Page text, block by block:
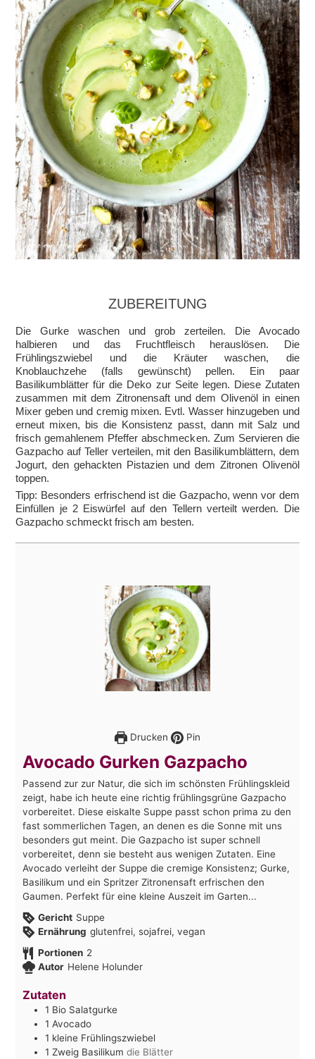
ZUBEREITUNG
Die Gurke waschen und grob zerteilen. Die Avocado
halbieren und das Fruchtfleisch herauslösen. Die
Frühlingszwiebel und die Kräuter waschen, die
Knoblauchzehe (falls gewünscht) pellen. Ein paar
Basilikumblätter für die Deko zur Seite legen. Diese Zutaten
zusammen mit dem Zitronensaft und dem Olivenöl in einen
Mixer geben und cremig mixen. Evtl. Wasser hinzugeben und
erneut mixen, bis die Konsistenz passt, dann mit Salz und
frisch gemahlenem Pfeffer abschmecken. Zum Servieren die
Gazpacho auf Teller verteilen, mit den Basilikumblättern, dem
Jogurt, den gehackten Pistazien und dem Zitronen Olivenöl
toppen.
Tipp: Besonders erfrischend ist die Gazpacho, wenn vor dem
Einfüllen je 2 Eiswürfel auf den Tellern verteilt werden. Die
Gazpacho schmeckt frisch am besten.
Drucken Pin
Avocado Gurken Gazpacho
Passend zur zur Natur, die sich im schönsten Frühlingskleid
zeigt, habe ich heute eine richtig frühlingsgrüne Gazpacho
vorbereitet. Diese eiskalte Suppe passt schon prima zu den
fast sommerlichen Tagen, an denen es die Sonne mit uns
besonders gut meint. Die Gazpacho ist super schnell
vorbereitet, denn sie besteht aus wenigen Zutaten. Eine
Avocado verleiht der Suppe die cremige Konsistenz; Gurke,
Basilikum und ein Spritzer Zitronensaft erfrischen den
Gaumen. Perfekt für eine kleine Auszeit im Garten...
Gericht Suppe
Ernährung glutenfrei, sojafrei, vegan
Portionen 2
Autor Helene Holunder
Zutaten
1 Bio Salatgurke
1 Avocado
1 kleine Frühlingszwiebel
1 Zweig Basilikum die Blätter